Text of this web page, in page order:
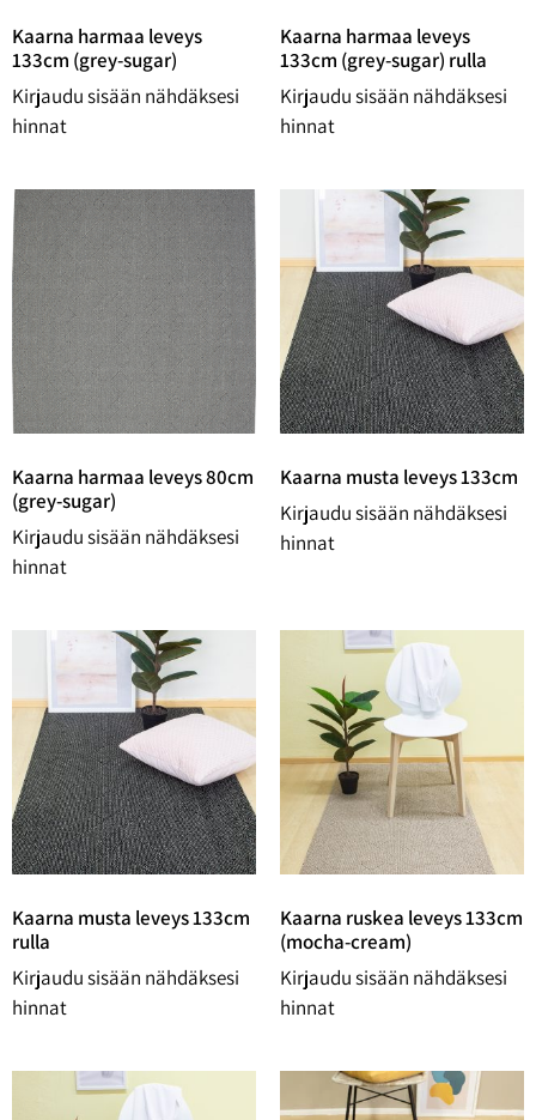
Kaarna harmaa leveys
133cm (grey-sugar)
Kirjaudu sisään nähdäksesi
hinnat
Kaarna harmaa leveys
133cm (grey-sugar) rulla
Kirjaudu sisään nähdäksesi
hinnat
Kaarna harmaa leveys 80cm
(grey-sugar)
Kirjaudu sisään nähdäksesi
hinnat
Kaarna musta leveys 133cm
Kirjaudu sisään nähdäksesi
hinnat
Kaarna musta leveys 133cm
rulla
Kirjaudu sisään nähdäksesi
hinnat
Kaarna ruskea leveys 133cm
(mocha-cream)
Kirjaudu sisään nähdäksesi
hinnat